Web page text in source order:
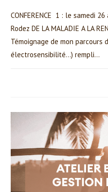
CONFERENCE 1 : le samedi
Rodez DE LA MALADIE A LA
Témoignage de mon parcours
électrosensibilité...) rempli…